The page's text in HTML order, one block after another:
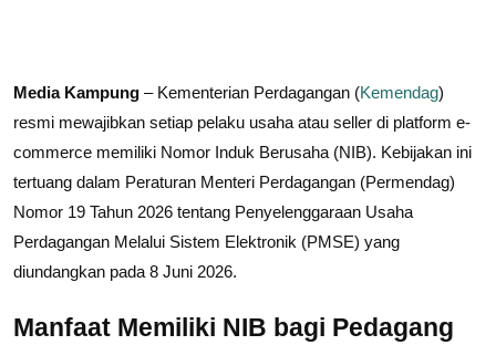
Media Kampung – Kementerian Perdagangan (Kemendag)
resmi mewajibkan setiap pelaku usaha atau seller di platform e-
commerce memiliki Nomor Induk Berusaha (NIB). Kebijakan ini
tertuang dalam Peraturan Menteri Perdagangan (Permendag)
Nomor 19 Tahun 2026 tentang Penyelenggaraan Usaha
Perdagangan Melalui Sistem Elektronik (PMSE) yang
diundangkan pada 8 Juni 2026.
Manfaat Memiliki NIB bagi Pedagang